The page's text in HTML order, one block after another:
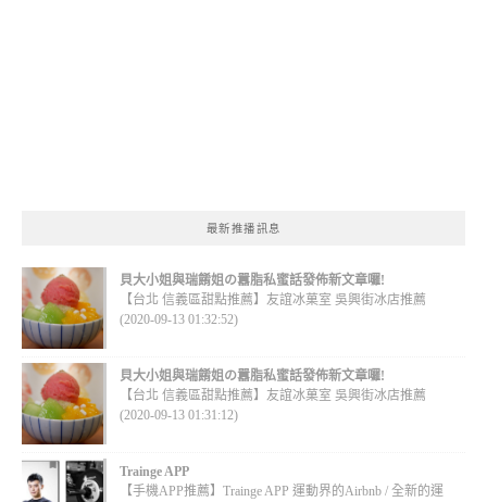
最新推播訊息
貝大小姐與瑞餚姐の囂脂私蜜話發佈新文章囉!
【台北 信義區甜點推薦】友誼冰菓室 吳興街冰店推薦
(2020-09-13 01:32:52)
貝大小姐與瑞餚姐の囂脂私蜜話發佈新文章囉!
【台北 信義區甜點推薦】友誼冰菓室 吳興街冰店推薦
(2020-09-13 01:31:12)
Trainge APP
【手機APP推薦】Trainge APP 運動界的Airbnb / 全新的運